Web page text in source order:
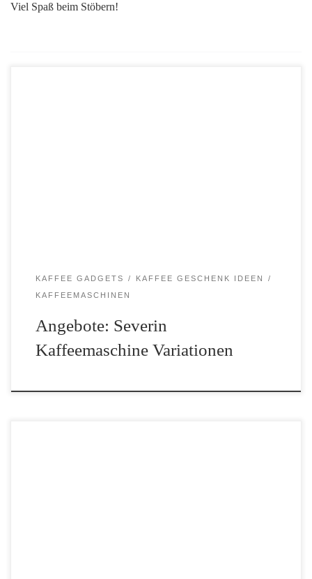
Viel Spaß beim Stöbern!
KAFFEE GADGETS
KAFFEE GESCHENK IDEEN
KAFFEEMASCHINEN
Angebote: Severin
Kaffeemaschine Variationen